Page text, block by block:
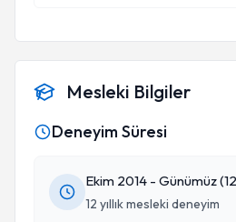
anlamaya başlaması. En
duyuyor artık ve kendince
anlamda ikimiz de orta yolu
ilerliyoruz. Ahmet Hoca'nın
Mesleki Bilgiler
Deneyim Süresi
Ekim 2014 - Günümüz (12
12 yıllık mesleki deneyim